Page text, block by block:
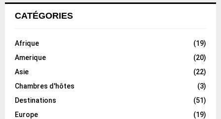
CATÉGORIES
Afrique
(19)
Amerique
(20)
Asie
(22)
Chambres d'hôtes
(3)
Destinations
(51)
Europe
(19)